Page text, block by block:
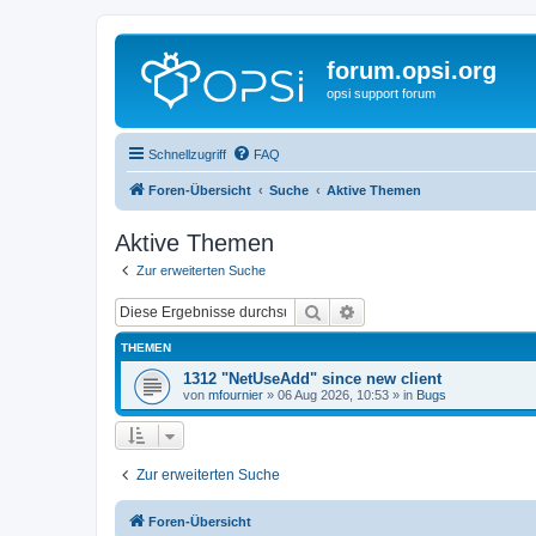
forum.opsi.org
opsi support forum
Schnellzugriff FAQ
Foren-Übersicht Suche Aktive Themen
Aktive Themen
Zur erweiterten Suche
Suche
THEMEN
1312 "NetUseAdd" since new client
von mfournier » 06 Aug 2026, 10:53 » in Bugs
Zur erweiterten Suche
Foren-Übersicht